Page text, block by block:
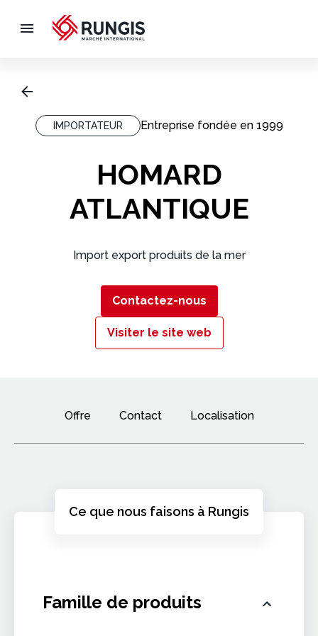
IMPORTATEUR Entreprise fondée en 1999
HOMARD
ATLANTIQUE
Import export produits de la mer
Contactez-nous
Visiter le site web
Offre Contact Localisation
Ce que nous faisons à Rungis
Famille de produits